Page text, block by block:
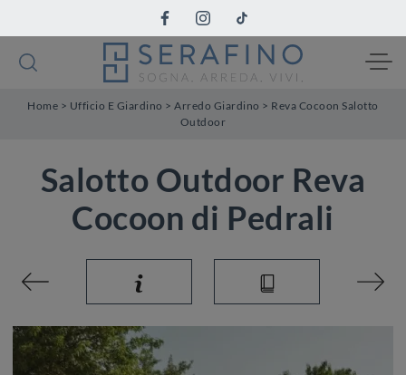
Home > Ufficio E Giardino >Arredo Giardino > Reva Cocoon Salotto
Outdoor
Salotto Outdoor Reva
Cocoon di Pedrali